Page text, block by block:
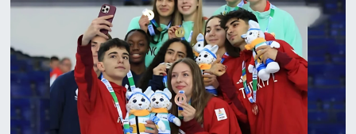
Buz Pateni
Çim Hokeyi
Cimnastik